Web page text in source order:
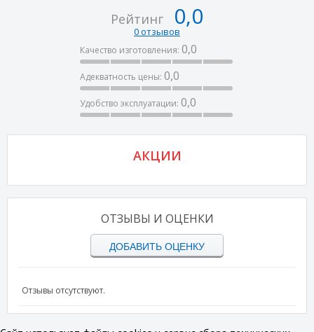
Рейтинг 0,0
0 отзывов
Качество изготовления: 0,0
Адекватность цены: 0,0
Удобство эксплуатации: 0,0
АКЦИИ
ОТЗЫВЫ И ОЦЕНКИ
ДОБАВИТЬ ОЦЕНКУ
Отзывы отсутствуют.